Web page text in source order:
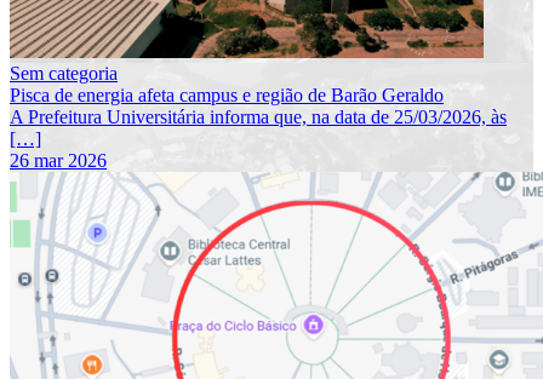
Sem categoria
Pisca de energia afeta campus e região de Barão Geraldo
A Prefeitura Universitária informa que, na data de 25/03/2026, às
[…]
26 mar 2026